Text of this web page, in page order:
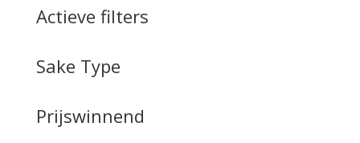
Actieve filters
Sake Type
Prijswinnend